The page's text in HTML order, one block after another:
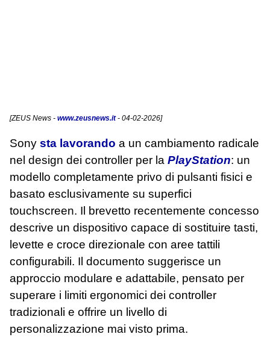
[ZEUS News - www.zeusnews.it- 04-02-2026]
Sony sta lavorando a un cambiamento radicale
nel design dei controller per la PlayStation: un
modello completamente privo di pulsanti fisici e
basato esclusivamente su superfici
touchscreen. Il brevetto recentemente concesso
descrive un dispositivo capace di sostituire tasti,
levette e croce direzionale con aree tattili
configurabili. Il documento suggerisce un
approccio modulare e adattabile, pensato per
superare i limiti ergonomici dei controller
tradizionali e offrire un livello di
personalizzazione mai visto prima.